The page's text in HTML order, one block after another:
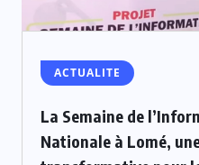
ACTUALITE
La Semaine de
Nationale à Lomé,